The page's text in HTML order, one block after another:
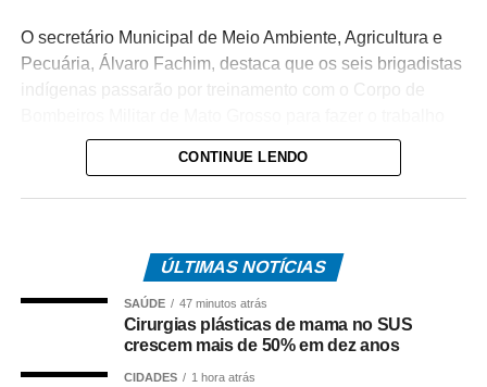
O secretário Municipal de Meio Ambiente, Agricultura e
Pecuária, Álvaro Fachim, destaca que os seis brigadistas
indígenas passarão por treinamento com o Corpo de
na Tadarimana. O treinamento deve ser realizado nesta
próxima semana, na terça-feira (11) e na quinta-feira (13),
com os bombeiros militares em Rondonópolis.
atuação da Prefeitura no combate às queimadas. O
Município também já criou a brigada mista em uma ação
conjunta entre a Prefeitura e o Corpo de Bombeiros
Militar. São cinco brigadistas, que são bombeiros
militares, que possibilitam compor uma equipe a mais de
CONTINUE LENDO
ÚLTIMAS NOTÍCIAS
SAÚDE 47 minutos atrás
Cirurgias plásticas de mama no SUS
crescem mais de 50% em dez anos
CIDADES 1 hora atrás